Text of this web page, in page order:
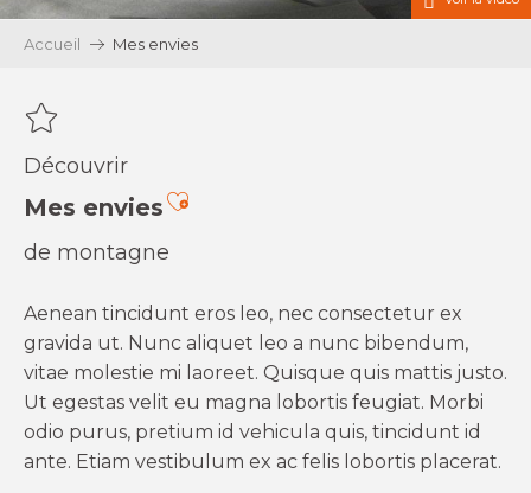
Accueil Mes envies
Découvrir
Mes enviesAjouter aux favoris
de montagne
Aenean tincidunt eros leo, nec consectetur ex
gravida ut. Nunc aliquet leo a nunc bibendum,
vitae molestie mi laoreet. Quisque quis mattis justo.
Ut egestas velit eu magna lobortis feugiat. Morbi
odio purus, pretium id vehicula quis, tincidunt id
ante. Etiam vestibulum ex ac felis lobortis placerat.